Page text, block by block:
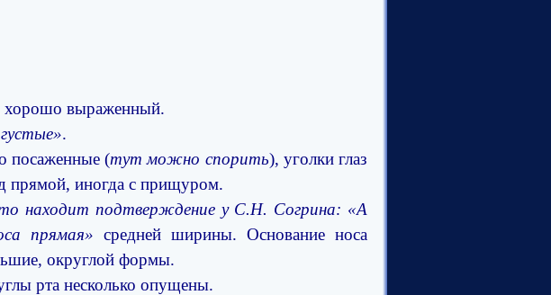
хорошо выраженный.
.
посаженные (тут можно спорить), уголки глаз
прямой, иногда с прищуром.
находит подтверждение у С.Н. Согрина: «А
прямая» средней ширины. Основание носа
округлой формы.
рта несколько опущены.